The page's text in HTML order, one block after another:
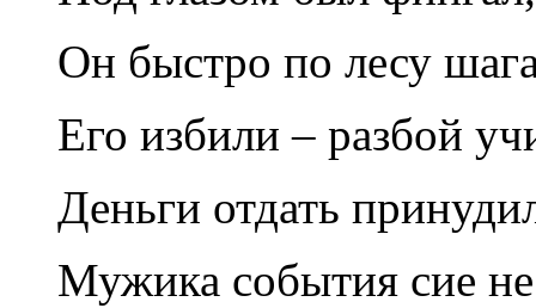
Он быстро по лесу
Его избили – разбой
Деньги отдать
Мужика события сие